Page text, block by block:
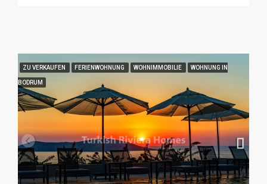
ZU VERKAUFEN FERIENWOHNUNG WOHNIMMOBILIE WOHNUNG IN
BODRUM